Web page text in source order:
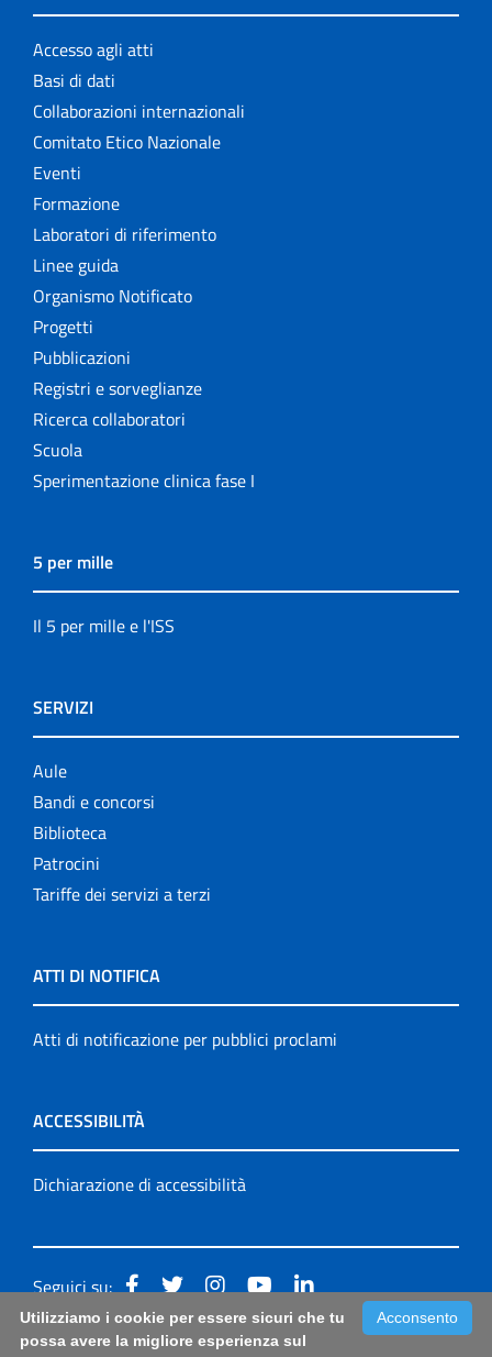
Accesso agli atti
Basi di dati
Collaborazioni internazionali
Comitato Etico Nazionale
Eventi
Formazione
Laboratori di riferimento
Linee guida
Organismo Notificato
Progetti
Pubblicazioni
Registri e sorveglianze
Ricerca collaboratori
Scuola
Sperimentazione clinica fase I
5 per mille
Il 5 per mille e l'ISS
SERVIZI
Aule
Bandi e concorsi
Biblioteca
Patrocini
Tariffe dei servizi a terzi
ATTI DI NOTIFICA
Atti di notificazione per pubblici proclami
ACCESSIBILITÀ
Dichiarazione di accessibilità
Seguici su:
Accessibilità: form di segnalazione di prima istanza per
Acconsento
Utilizziamo i cookie per essere sicuri che tu
possa avere la migliore esperienza sul